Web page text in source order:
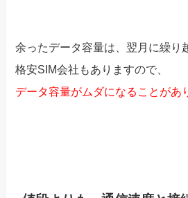
余ったデータ容量は、翌月に繰り
格安SIM会社もありますので、
データ容量がムダになることがあ